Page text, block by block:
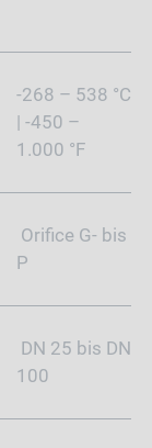
-268 – 538 °C
| -450 –
1.000 °F
Orifice G- bis
P
DN 25 bis DN
100